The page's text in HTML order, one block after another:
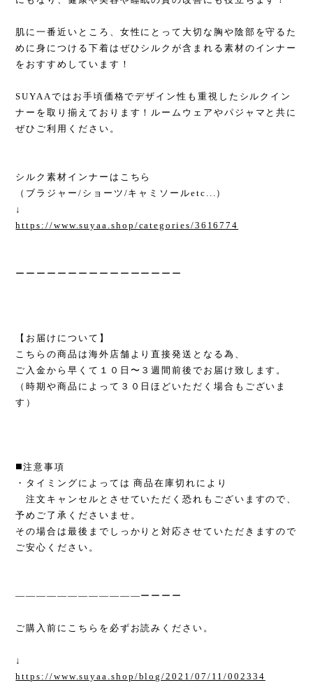
肌に一番近いところ、女性にとって大切な胸や陰部を守るた
めに身につける下着はぜひシルクが含まれる素材のインナー
をおすすめしています！
SUYAAではお手頃価格でデザイン性も重視したシルクイン
ナーを取り揃えております！ルームウェアやパジャマと共に
ぜひご利用ください。
シルク素材インナーはこちら
（ブラジャー/ショーツ/キャミソールetc...）
↓
https://www.suyaa.shop/categories/3616774
ーーーーーーーーーーーーーーーー
【お届けについて】
こちらの商品は海外店舗より直接発送となる為、
ご入金から早くて１０日〜３週間前後でお届け致します。
（時期や商品によって３０日ほどいただく場合もございま
す）
◼️注意事項
・タイミングによっては 商品在庫切れにより
注文キャンセルとさせていただく恐れもございますので、
予めご了承くださいませ。
その場合は最後までしっかりと対応させていただきますので
ご安心ください。
————————————ーーーー
ご購入前にこちらを必ずお読みください。
↓
https://www.suyaa.shop/blog/2021/07/11/002334